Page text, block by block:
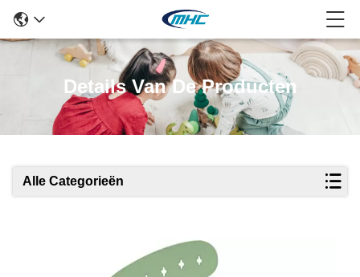
Details Van De Producten
Alle Categorieën